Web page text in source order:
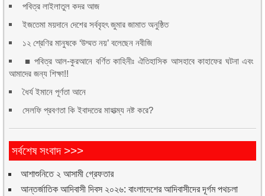
পবিত্র লাইলাতুল কদর আজ
ইজতেমা ময়দানে দেশের সর্ববৃহৎ জুমার জামাত অনুষ্ঠিত
১২ শ্রেণির মানুষকে ‘উম্মত নয়’ বলেছেন নবীজি
■ পবিত্র আল-কুরআনে বর্ণিত কাহিনীঃ ঐতিহাসিক আসহাবে কাহাফের ঘটনা এবং
আমাদের জন্য শিক্ষা!!
ধৈর্য ইমানে পূর্ণতা আনে
সেলফি প্রবণতা কি ইবাদতের মাহাত্ম্য নষ্ট করে?
সর্বশেষ সংবাদ >>>
আশাশুনিতে ২ আসামী গ্রেফতার
আন্তর্জাতিক আদিবাসী দিবস ২০২৬: বাংলাদেশের আদিবাসীদের দূর্গম পথচলা